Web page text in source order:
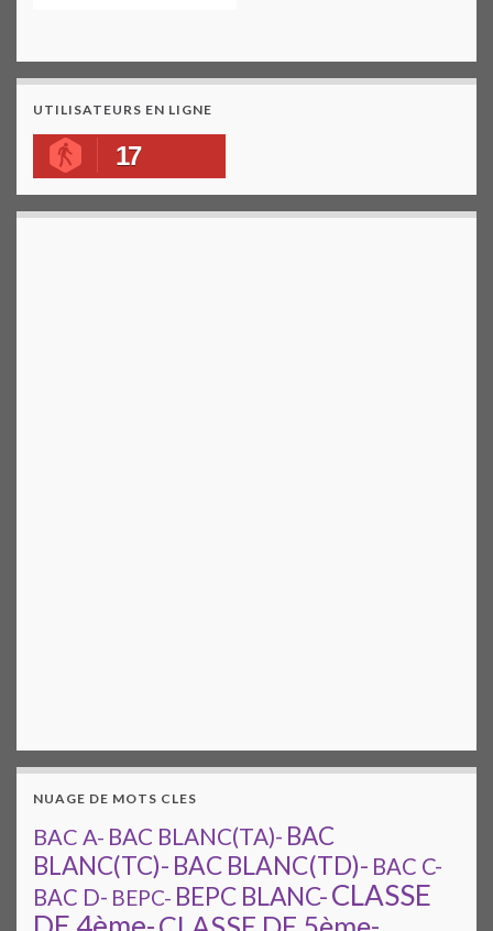
UTILISATEURS EN LIGNE
17
NUAGE DE MOTS CLES
BAC A- BAC BLANC(TA)- BAC
BLANC(TC)- BAC BLANC(TD)- BAC C-
BAC D- BEPC- BEPC BLANC-CLASSE